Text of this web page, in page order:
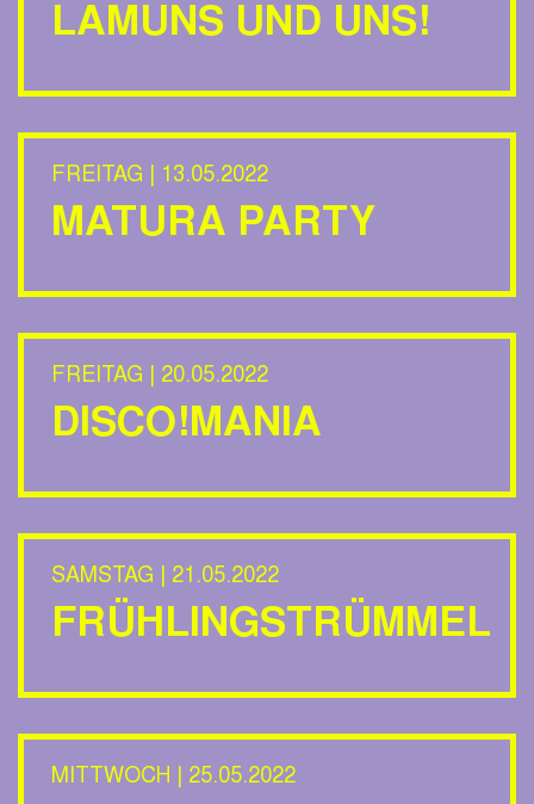
LAMUNS UND UNS!
FREITAG | 13.05.2022
MATURA PARTY
FREITAG | 20.05.2022
DISCO!MANIA
SAMSTAG | 21.05.2022
FRÜHLINGSTRÜMMEL
MITTWOCH | 25.05.2022